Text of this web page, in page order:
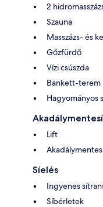
2
Szauna
Masszázs- és
Gőzfürdő
Vízi csúszda
Bankett-terem
Hagyományos
Lift
Síelés
Ingyenes
Síbérletek